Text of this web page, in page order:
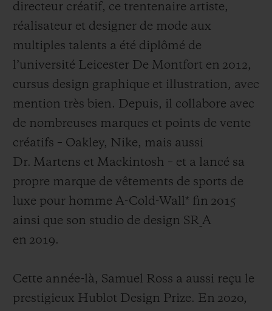
directeur créatif, ce trentenaire artiste,
réalisateur et designer de mode aux
multiples talents a été diplômé de
l’université Leicester De Montfort en 2012,
cursus design graphique et illustration, avec
mention très bien. Depuis, il collabore avec
de nombreuses marques et points de vente
créatifs – Oakley, Nike, mais aussi
Dr. Martens et Mackintosh – et a lancé sa
propre marque de vêtements de sports de
luxe pour homme A-Cold-Wall* fin 2015
ainsi que son studio de design SR_A
en 2019.
Cette année-là, Samuel Ross a aussi reçu le
prestigieux Hublot Design Prize. En 2020,